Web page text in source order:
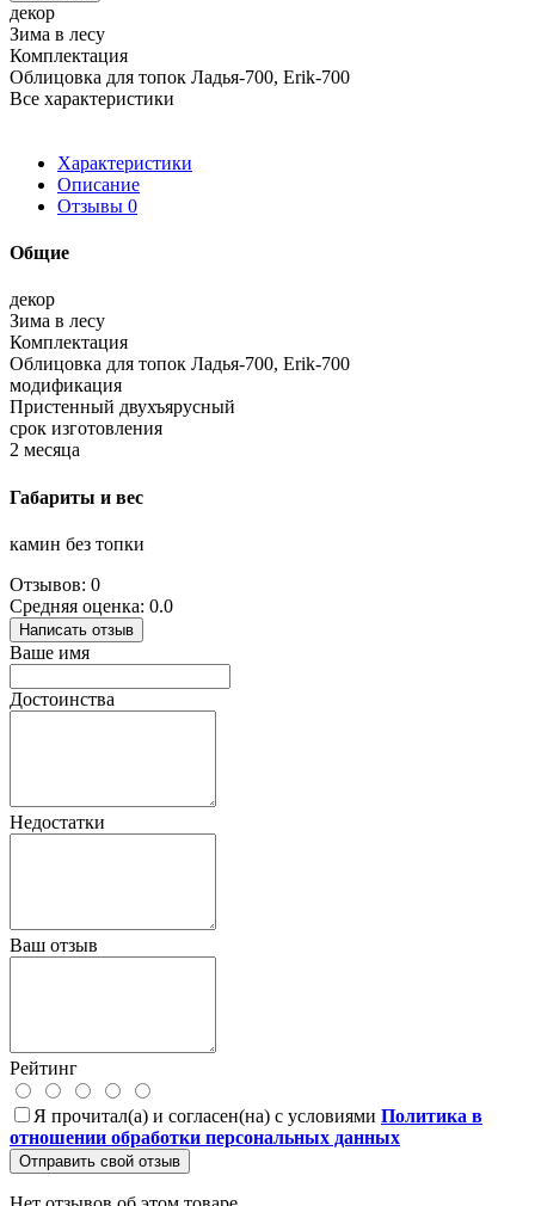
декор
Зима в лесу
Комплектация
Облицовка для топок Ладья-700, Erik-700
Все характеристики
Характеристики
Описание
Отзывы 0
Общие
декор
Зима в лесу
Комплектация
Облицовка для топок Ладья-700, Erik-700
модификация
Пристенный двухъярусный
срок изготовления
2 месяца
Габариты и вес
камин без топки
Отзывов: 0
Средняя оценка: 0.0
Написать отзыв
Ваше имя
Достоинства
Недостатки
Ваш отзыв
Рейтинг
Я прочитал(а) и согласен(на) с условиями Политика в
отношении обработки персональных данных
Отправить свой отзыв